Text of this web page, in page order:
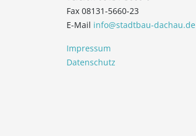
Fax 08131-5660-23
E-Mail info@stadtbau-dachau.de
Impressum
Datenschutz